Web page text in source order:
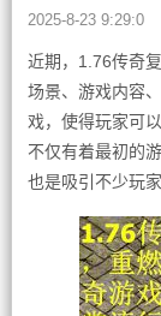
2025-8-23 9:29:0
近期，1.76传奇
场景、游戏内容
戏，使得玩家可
不仅有着最初的
也是吸引不少玩家